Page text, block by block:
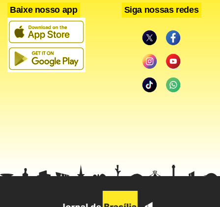
Baixe nosso app Siga nossas redes